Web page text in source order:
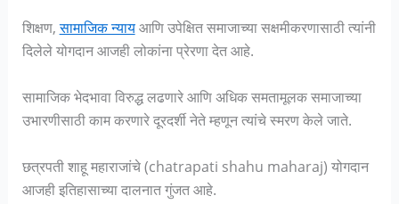
शिक्षण,सामाजिक न्यायआणि उपेक्षित समाजाच्या सक्षमीकरणासाठी त्यांनी
दिलेले योगदान आजही लोकांना प्रेरणा देत आहे.
सामाजिक भेदभावा विरुद्ध लढणारे आणि अधिक समतामूलक समाजाच्या
उभारणीसाठी काम करणारे दूरदर्शी नेते म्हणून त्यांचे स्मरण केले जाते.
छत्रपती शाहू महाराजांचे (chatrapati shahu maharaj) योगदान
आजही इतिहासाच्या दालनात गुंजत आहे.